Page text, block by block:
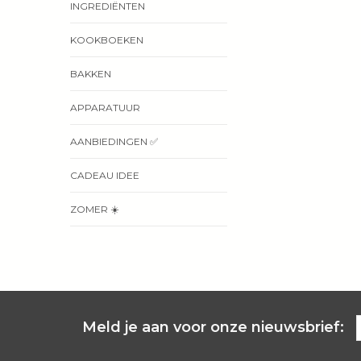
INGREDIËNTEN
KOOKBOEKEN
BAKKEN
APPARATUUR
AANBIEDINGEN ✅
CADEAU IDEE
ZOMER ☀️
Meld je aan voor onze nieuwsbrief: